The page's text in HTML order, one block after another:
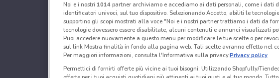
Noi e i nostri 1014partner archiviamo e accediamo ai dati personali, come i dati
identificatori univoci, sul tuo dispositivo. Selezionando Accetto, abiliti le
supportino gli scopi mostrati alla voce "Noi e i nostri partner trattiamo i dati da
tecnologie dovessero essere disabilitate, alcuni contenuti e annunci visualizzati
Puoi accedere nuovamente a questo menu per modificare le tue scelte o per
sul link Mostra finalità in fondo alla pagina web. Tali scelte avranno effetto nel
Per maggiori informazioni, consulta l'Informativa sulla privacy.Privacy policy
Permettici di fornirti offerte più vicine ai tuoi bisogni: Utilizzando Shopfully/